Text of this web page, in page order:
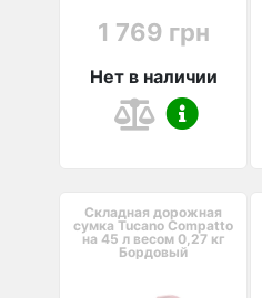
1 769 грн
Нет в наличии
Складная дорожная
сумка Tucano Compatto
на 45 л весом 0,27 кг
Бордовый